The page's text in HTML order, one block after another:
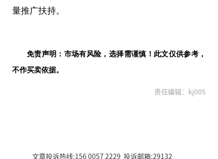
量推广扶持。
免责声明：市场有风险，选择需谨慎！此文仅供参考，
不作买卖依据。
责任编辑：kj005
文章投诉热线:156 0057 2229 投诉邮箱:29132